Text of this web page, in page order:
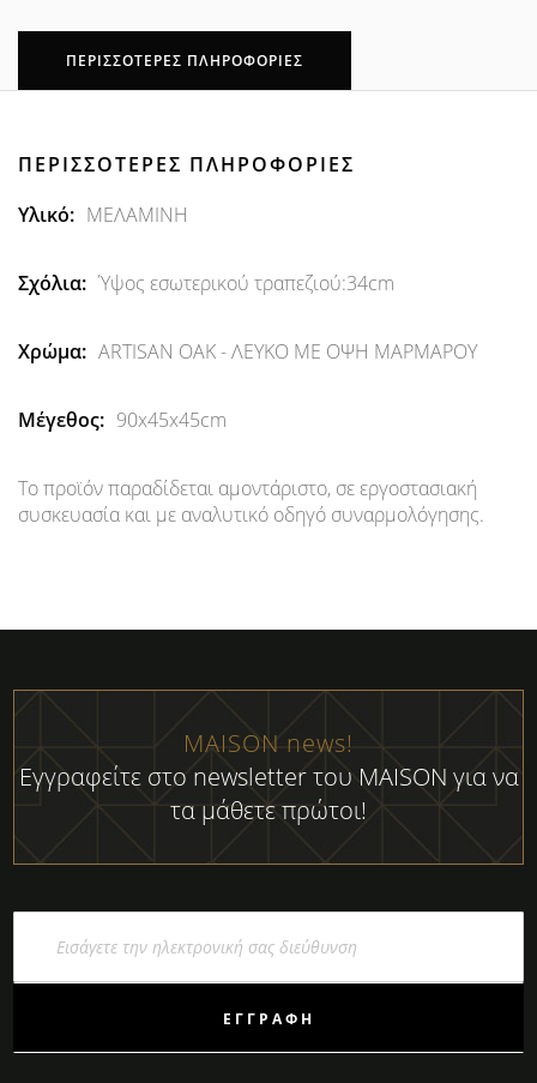
ΠΕΡΙΣΣΌΤΕΡΕΣ ΠΛΗΡΟΦΟΡΊΕΣ
ΠΕΡΙΣΣΌΤΕΡΕΣ ΠΛΗΡΟΦΟΡΊΕΣ
ΠερισσότερεςΜΕΛΑΜΙΝΗ
Ύψος εσωτερικού τραπεζιού:34cm
ARTISAN OAK - ΛΕΥΚΟ ΜΕ ΟΨΗ ΜΑΡΜΑΡΟΥ
90x45x45cm
Το προϊόν παραδίδεται αμοντάριστο, σε εργοστασιακή
συσκευασία και με αναλυτικό οδηγό συναρμολόγησης.
MAISON news!
Εγγραφείτε στο newsletter του MAISON για να
τα μάθετε πρώτοι!
ΕΓΓΡΑΦΉ